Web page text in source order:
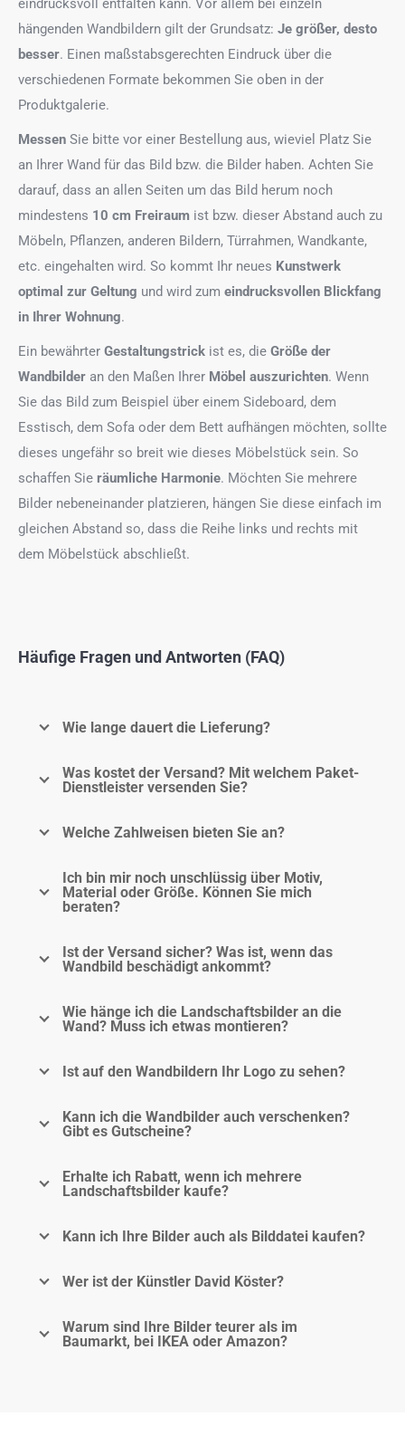
eindrucksvoll entfalten kann. Vor allem bei einzeln
hängenden Wandbildern gilt der Grundsatz: Je größer, desto
besser. Einen maßstabsgerechten Eindruck über die
verschiedenen Formate bekommen Sie oben in der
Produktgalerie.
Messen Sie bitte vor einer Bestellung aus, wieviel Platz Sie
an Ihrer Wand für das Bild bzw. die Bilder haben. Achten Sie
darauf, dass an allen Seiten um das Bild herum noch
mindestens 10 cm Freiraum ist bzw. dieser Abstand auch zu
Möbeln, Pflanzen, anderen Bildern, Türrahmen, Wandkante,
etc. eingehalten wird. So kommt Ihr neues Kunstwerk
optimal zur Geltung und wird zum eindrucksvollen Blickfang
in Ihrer Wohnung.
Ein bewährter Gestaltungstrick ist es, die Größe der
Wandbilder an den Maßen Ihrer Möbel auszurichten. Wenn
Sie das Bild zum Beispiel über einem Sideboard, dem
Esstisch, dem Sofa oder dem Bett aufhängen möchten, sollte
dieses ungefähr so breit wie dieses Möbelstück sein. So
schaffen Sie räumliche Harmonie. Möchten Sie mehrere
Bilder nebeneinander platzieren, hängen Sie diese einfach im
gleichen Abstand so, dass die Reihe links und rechts mit
dem Möbelstück abschließt.
Häufige Fragen und Antworten (FAQ)
Wie lange dauert die Lieferung?
Was kostet der Versand? Mit welchem Paket-
Dienstleister versenden Sie?
Welche Zahlweisen bieten Sie an?
Ich bin mir noch unschlüssig über Motiv,
Material oder Größe. Können Sie mich
beraten?
Ist der Versand sicher? Was ist, wenn das
Wandbild beschädigt ankommt?
Wie hänge ich die Landschaftsbilder an die
Wand? Muss ich etwas montieren?
Ist auf den Wandbildern Ihr Logo zu sehen?
Kann ich die Wandbilder auch verschenken?
Gibt es Gutscheine?
Erhalte ich Rabatt, wenn ich mehrere
Landschaftsbilder kaufe?
Kann ich Ihre Bilder auch als Bilddatei kaufen?
Wer ist der Künstler David Köster?
Warum sind Ihre Bilder teurer als im
Baumarkt, bei IKEA oder Amazon?